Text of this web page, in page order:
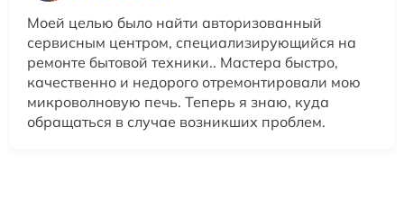
Моей целью было найти авторизованный
сервисным центром, специализирующийся на
ремонте бытовой техники.. Мастера быстро,
качественно и недорого отремонтировали мою
микроволновую печь. Теперь я знаю, куда
обращаться в случае возникших проблем.